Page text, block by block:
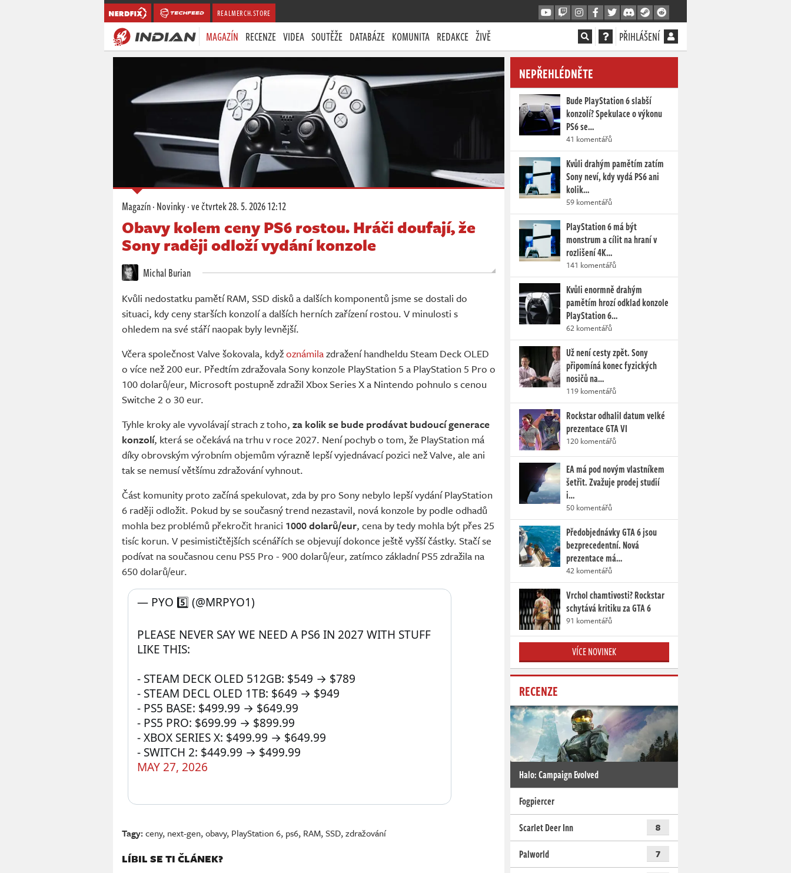
REALMERCH.STORE
MAGAZÍN RECENZE VIDEA SOUTĚŽE DATABÁZE KOMUNITA REDAKCE ŽIVĚ PŘIHLÁŠENÍ
Magazín·Novinky·ve čtvrtek28. 5. 2026 12:12
Obavy kolem ceny PS6 rostou. Hráči doufají, že
Sony raději odloží vydání konzole
Michal Burian
Kvůli nedostatku pamětí RAM, SSD disků a dalších komponentů jsme se dostali do
situaci, kdy ceny starších konzolí a dalších herních zařízení rostou. V minulosti s
ohledem na své stáří naopak byly levnější.
Včera společnost Valve šokovala, kdyžoznámilazdražení handheldu Steam Deck OLED
o více než 200 eur. Předtím zdražovala Sony konzole PlayStation 5 a PlayStation 5 Pro o
100 dolarů/eur, Microsoft postupně zdražil Xbox Series X a Nintendo pohnulo s cenou
Switche 2 o 30 eur.
Tyhle kroky ale vyvolávají strach z toho, za kolik se bude prodávat budoucí generace
konzolí, která se očekává na trhu v roce 2027. Není pochyb o tom, že PlayStation má
díky obrovským výrobním objemům výrazně lepší vyjednávací pozici než Valve, ale ani
tak se nemusí většímu zdražování vyhnout.
Část komunity proto začíná spekulovat, zda by pro Sony nebylo lepší vydání PlayStation
6 raději odložit. Pokud by se současný trend nezastavil, nová konzole by podle odhadů
mohla bez problémů překročit hranici 1000 dolarů/eur, cena by tedy mohla být přes 25
tisíc korun. V pesimističtějších scénářích se objevují dokonce ještě vyšší částky. Stačí se
podívat na současnou cenu PS5 Pro - 900 dolarů/eur, zatímco základní PS5 zdražila na
650 dolarů/eur.
PLEASE NEVER SAY WE NEED A PS6 IN 2027 WITH STUFF
LIKE THIS:
- STEAM DECK OLED 512GB: $549 → $789
- STEAM DECL OLED 1TB: $649 → $949
- PS5 BASE: $499.99 → $649.99
- PS5 PRO: $699.99 → $899.99
- XBOX SERIES X: $499.99 → $649.99
- SWITCH 2: $449.99 → $499.99
— PYO 5️⃣ (@MRPYO1)
MAY 27, 2026
Tagy:ceny, next-gen,obavy, PlayStation 6, ps6, RAM,SSD,zdražování
LÍBIL SE TI ČLÁNEK?
NEPŘEHLÉDNĚTE
Bude PlayStation 6 slabší
konzolí? Spekulace o výkonu
PS6 se…
41 komentářů
Kvůli drahým pamětím zatím
Sony neví, kdy vydá PS6 ani
kolik…
59 komentářů
PlayStation 6 má být
monstrum a cílit na hraní v
rozlišení 4K…
141 komentářů
Kvůli enormně drahým
pamětím hrozí odklad konzole
PlayStation 6…
62 komentářů
Už není cesty zpět. Sony
připomíná konec fyzických
nosičů na…
119 komentářů
Rockstar odhalil datum velké
prezentace GTA VI
120 komentářů
EA má pod novým vlastníkem
šetřit. Zvažuje prodej studií
i…
50 komentářů
Předobjednávky GTA 6 jsou
bezprecedentní. Nová
prezentace má…
42 komentářů
Vrchol chamtivosti? Rockstar
schytává kritiku za GTA 6
91 komentářů
VÍCE NOVINEK
RECENZE
Halo: Campaign Evolved
Fogpiercer
Scarlet Deer Inn
8
Palworld 7